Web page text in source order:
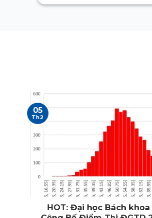
HOT: Đại học Bách
05
Th2